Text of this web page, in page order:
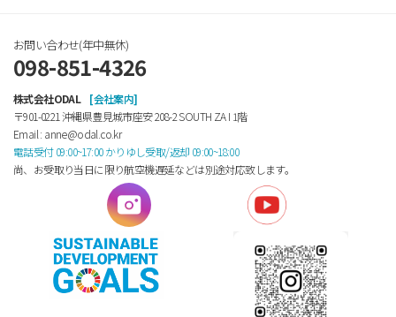
お問い合わせ(年中無休)
098-851-4326
株式会社ODAL
[会社案内]
〒901-0221 沖縄県豊見城市座安 208-2 SOUTH ZA Ⅰ 1階
Email : anne@odal.co.kr
電話受付 09:00~17:00 かりゆし受取/返却 09:00~18:00
尚、お受取り当日に限り航空機遅延などは別途対応致します。